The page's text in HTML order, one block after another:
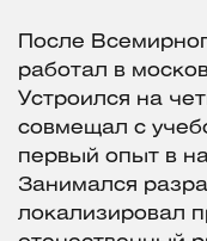
После
работал в
Устроился на
совмещал с
первый опыт в
Занимался
локализировал